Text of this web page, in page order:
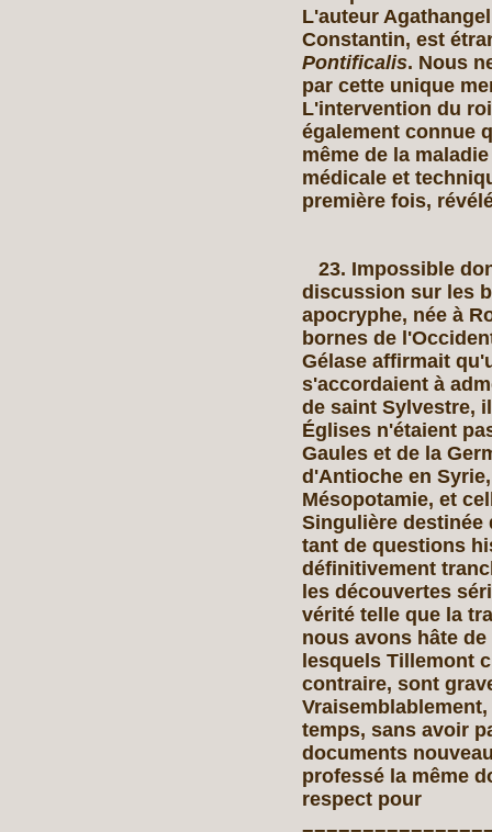
L'auteur
Constantin, est
Pontificalis. Nous
par cette unique
L'intervention du
également connue
même de la
médicale et
première fois,
23. Impossible
discussion sur les
apocryphe, née à
bornes de
Gélase affirmait
s'accordaient à
de saint Sylvestre,
Églises n'étaient
Gaules et de la
d'Antioche en
Mésopotamie, et
Singulière destinée
tant de questions
définitivement
les découvertes
vérité telle que la
nous avons hâte
lesquels Tillemont
contraire, sont
temps, sans avoir
documents
professé la même
respect pour